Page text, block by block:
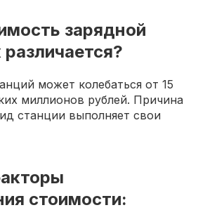
зарядной
может колебаться от 15
миллионов рублей. Причина
станции выполняет свои
стоимости: